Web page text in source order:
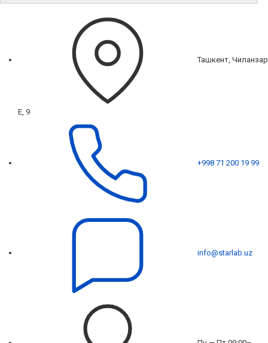
Ташкент, Чиланзар
Е, 9
+998 71 200 19 99
info@starlab.uz